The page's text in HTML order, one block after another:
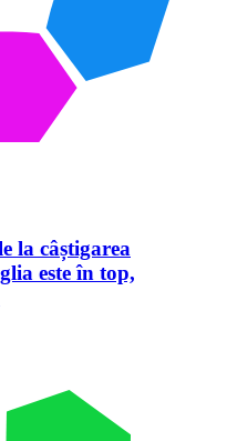
la câștigarea
este în top,